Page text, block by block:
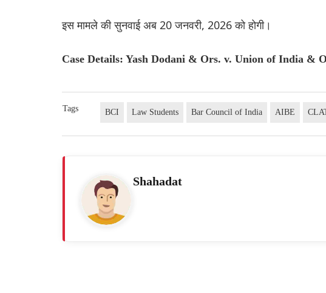
इस मामले की सुनवाई अब 20 जनवरी, 2026 को होगी।
Case Details: Yash Dodani & Ors. v. Union of India &
Tags BCI Law Students Bar Council of India AIBE
Shahadat